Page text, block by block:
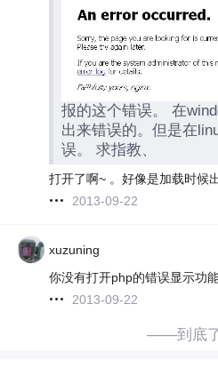
报的这个错误。 在
出来错误的。但是在
误。 求指教、
打开了啊~ 。好像是加载时候
2013-09-22
xuzuning
你没有打开php的错误显示功
2013-09-22
——到底